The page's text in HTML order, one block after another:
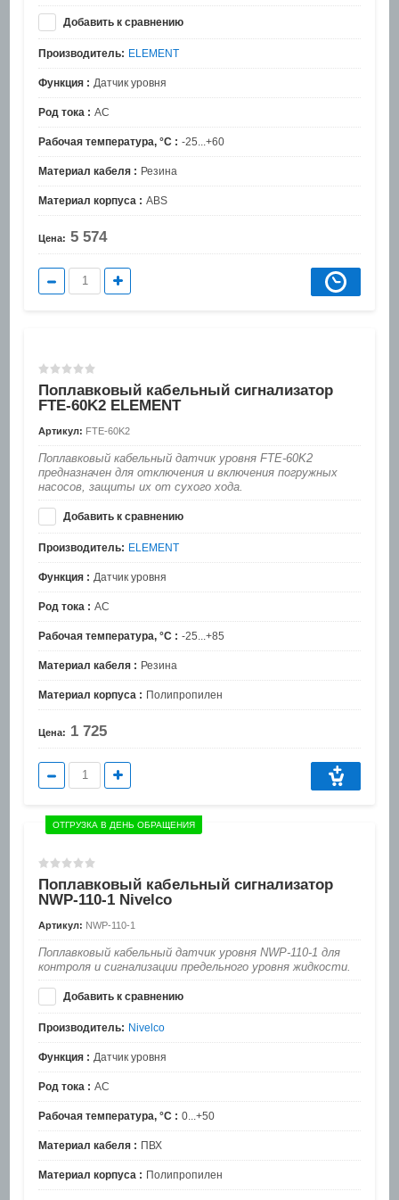
Добавить к сравнению
Производитель: ELEMENT
Функция : Датчик уровня
Род тока : AC
Рабочая температура, °C : -25...+60
Материал кабеля : Резина
Материал корпуса : ABS
Цена: 5 574
Поплавковый кабельный сигнализатор
FTE-60K2 ELEMENT
Артикул: FTE-60K2
Поплавковый кабельный датчик уровня FTE-60K2
предназначен для отключения и включения погружных
насосов, защиты их от сухого хода.
Добавить к сравнению
Производитель: ELEMENT
Функция : Датчик уровня
Род тока : AC
Рабочая температура, °C : -25...+85
Материал кабеля : Резина
Материал корпуса : Полипропилен
Цена: 1 725
ОТГРУЗКА В ДЕНЬ ОБРАЩЕНИЯ
Поплавковый кабельный сигнализатор
NWP-110-1 Nivelco
Артикул: NWP-110-1
Поплавковый кабельный датчик уровня NWP-110-1 для
контроля и сигнализации предельного уровня жидкости.
Добавить к сравнению
Производитель: Nivelco
Функция : Датчик уровня
Род тока : AC
Рабочая температура, °C : 0...+50
Материал кабеля : ПВХ
Материал корпуса : Полипропилен